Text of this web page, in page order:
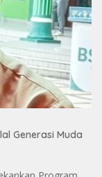
Generasi Muda